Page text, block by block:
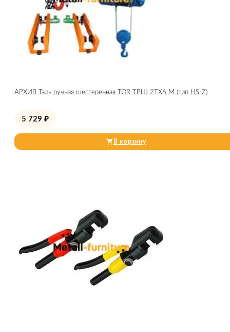
АРХИВ Таль ручная шестеренная TOR ТРШ 2ТХ6 М (тип HS-Z)
5 729 ₽
В корзину